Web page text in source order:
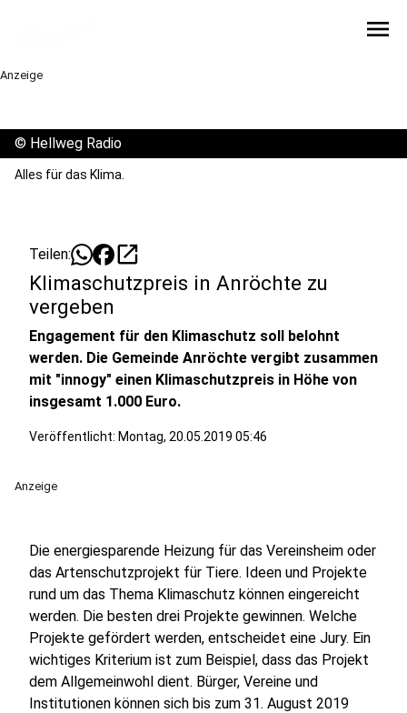
menu
Anzeige
© Hellweg Radio
Alles für das Klima.
Teilen: open_in_new
Klimaschutzpreis in Anröchte zu
vergeben
Engagement für den Klimaschutz soll belohnt
werden. Die Gemeinde Anröchte vergibt zusammen
mit "innogy" einen Klimaschutzpreis in Höhe von
insgesamt 1.000 Euro.
Veröffentlicht: Montag, 20.05.2019 05:46
Anzeige
Die energiesparende Heizung für das Vereinsheim oder
das Artenschutzprojekt für Tiere. Ideen und Projekte
rund um das Thema Klimaschutz können eingereicht
werden. Die besten drei Projekte gewinnen. Welche
Projekte gefördert werden, entscheidet eine Jury. Ein
wichtiges Kriterium ist zum Beispiel, dass das Projekt
dem Allgemeinwohl dient. Bürger, Vereine und
Institutionen können sich bis zum 31. August 2019